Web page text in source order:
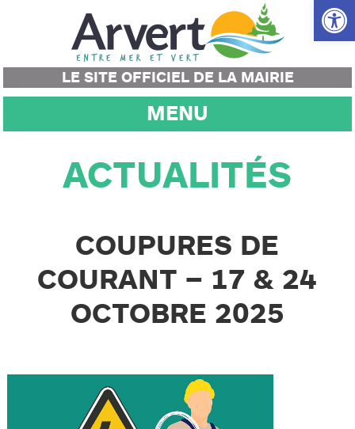
Ouvrir
LE SITE OFFICIEL DE LA MAIRIE
MENU
ACTUALITÉS
COUPURES DE
COURANT – 17 & 24
OCTOBRE 2025